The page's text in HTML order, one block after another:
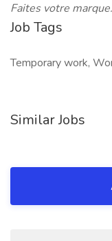
Faites votre
Job Tags
Temporary work,
Similar Jobs